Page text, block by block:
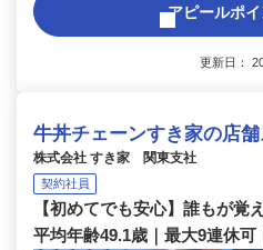
アピールポ
更新日：
牛丼チェーンすき家の店
株式会社 すき家 関東支社
契約社員
【初めてでも安心】誰もが覚
平均年齢49.1歳｜最大9連休可